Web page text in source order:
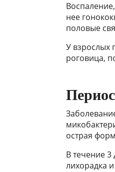
нее
половые
У взрослых
роговица,
острая
В течение 3
лихорадка